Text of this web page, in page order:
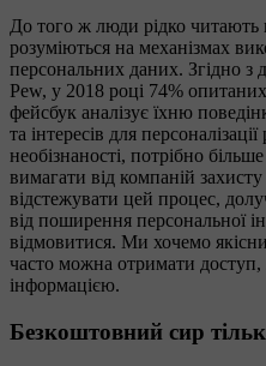
До того ж люди рідко читають
розуміються на механізмах
персональних даних. Згідно з
Pew, у 2018 році 74%
фейсбук аналізує їхню
та інтересів для
необізнаності, потрібно
вимагати від компаній
відстежувати цей процес,
від поширення персональної
відмовитися. Ми хочемо
часто можна отримати
інформацією.
Безкоштовний сир